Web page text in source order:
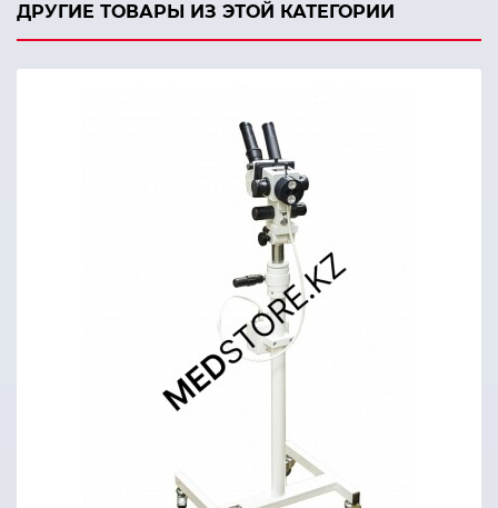
ДРУГИЕ ТОВАРЫ ИЗ ЭТОЙ КАТЕГОРИИ